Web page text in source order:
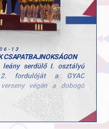
és Kardos Botond.
13
CSAPATBAJNOKSÁGON
leány serdülő I. osztályú
2. fordulóját a GYAC
végén a dobogó
Kovács Bianka, Kerczó